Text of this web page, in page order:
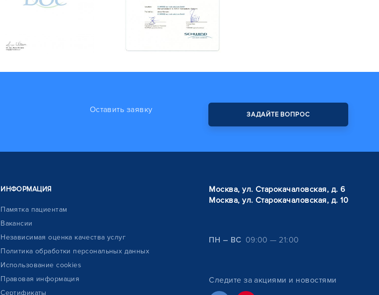
Оставить заявку ЗАДАЙТЕ ВОПРОС
ИНФОРМАЦИЯ
Памятка пациентам
Вакансии
Независимая оценка качества услуг
Политика обработки персональных данных
Использование cookies
Правовая информация
Сертификаты
Москва, ул. Старокачаловская, д. 6
Москва, ул. Старокачаловская, д. 10
ПН – ВС 09:00 — 21:00
Следите за акциями и новостями